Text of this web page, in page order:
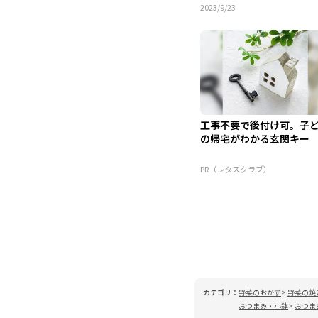
2023/9/23
工事不要で後付け可。子
の帰宅がわかる玄関キー
PR（レタスクラブ）
カテゴリ： 野菜のおかず
野菜の焼
おつまみ・小鉢
おつま